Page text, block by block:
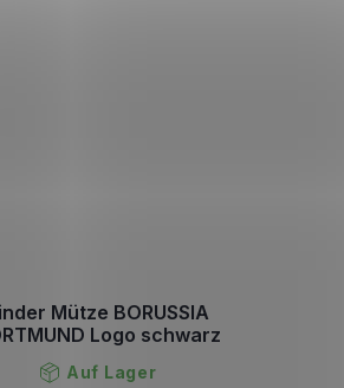
Mütze BORUSSIA
Logo schwarz
Auf Lager